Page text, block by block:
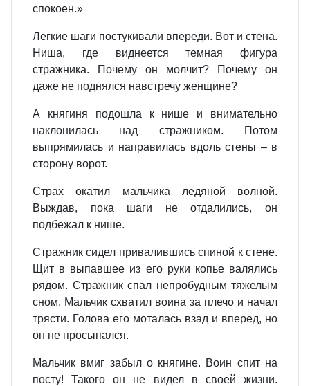
спокоен.»
Легкие шаги постукивали впереди. Вот и стена.
Ниша, где виднеется темная фигура
стражника. Почему он молчит? Почему он
даже не поднялся навстречу женщине?
А княгиня подошла к нише и внимательно
наклонилась над стражником. Потом
выпрямилась и направилась вдоль стены – в
сторону ворот.
Страх окатил мальчика ледяной волной.
Выждав, пока шаги не отдалились, он
подбежал к нише.
Стражник сидел привалившись спиной к стене.
Щит в выпавшее из его руки копье валялись
рядом. Стражник спал непробудным тяжелым
сном. Мальчик схватил воина за плечо и начал
трясти. Голова его моталась взад и вперед, но
он не просыпался.
Мальчик вмиг забыл о княгине. Воин спит на
посту! Такого он не видел в своей жизни.